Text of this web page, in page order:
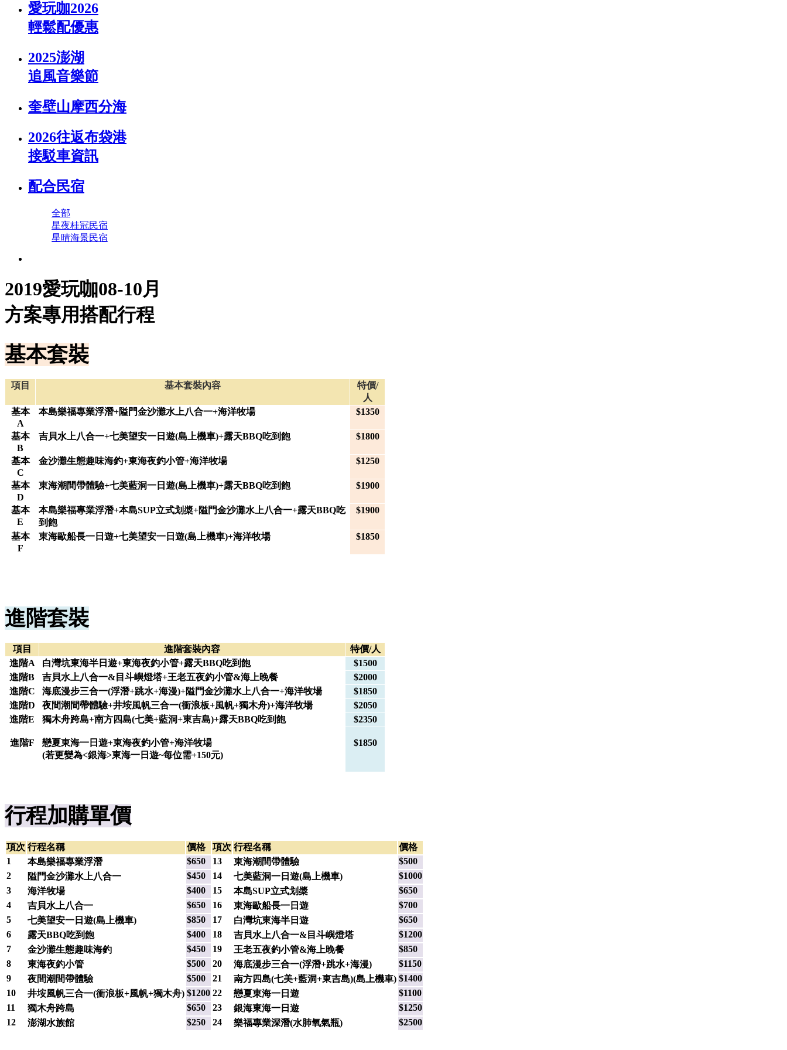
愛玩咖2026
輕鬆配優惠
2025澎湖
追風音樂節
奎壁山摩西分海
2026往返布袋港
接駁車資訊
配合民宿
全部
星夜桂冠民宿
星晴海景民宿
2019愛玩咖08-10月
方案專用搭配行程
基本套裝
項目 基本套裝內容
特價/
人
基本
A
本島樂福專業浮潛+隘門金沙灘水上八合一+海洋牧場 $1350
基本
B
吉貝水上八合一+七美望安一日遊(島上機車)+露天BBQ吃到飽 $1800
基本
C
金沙灘生態趣味海釣+東海夜釣小管+海洋牧場 $1250
基本
D
東海潮間帶體驗+七美藍洞一日遊(島上機車)+露天BBQ吃到飽 $1900
基本
E
本島樂福專業浮潛+本島SUP立式划槳+隘門金沙灘水上八合一+露天BBQ吃
到飽
$1900
基本
F
東海歐船長一日遊+七美望安一日遊(島上機車)+海洋牧場 $1850
進階套裝
項目 進階套裝內容
特價/人
進階A
白灣坑東海半日遊+東海夜釣小管+露天BBQ吃到飽
$1500
進階B
吉貝水上八合一&目斗嶼燈塔+王老五夜釣小管&海上晚餐
$2000
進階C
海底漫步三合一(浮潛+跳水+海漫)+隘門金沙灘水上八合一+海洋牧場
$1850
進階D
夜間潮間帶體驗+井垵風帆三合一(衝浪板+風帆+獨木舟)+海洋牧場
$2050
進階E
獨木舟跨島+南方四島(七美+藍洞+東吉島)+露天BBQ吃到飽 $2350
進階F
戀夏東海一日遊+東海夜釣小管+海洋牧場
(若更變為<銀海>東海一日遊~每位需+150元)
$1850
行程加購單價
項次 行程名稱 價格 項次 行程名稱
價格
1
本島樂福專業浮潛 $650 13 東海潮間帶體驗 $500
2
隘門金沙灘水上八合一 $450 14 七美藍洞一日遊(島上機車) $1000
3
海洋牧場 $400 15 本島SUP立式划槳 $650
4
吉貝水上八合一 $650 16 東海歐船長一日遊 $700
5
七美望安一日遊(島上機車) $850 17 白灣坑東海半日遊 $650
6
露天BBQ吃到飽 $400 18 吉貝水上八合一&目斗嶼燈塔 $1200
7
金沙灘生態趣味海釣 $450 19 王老五夜釣小管&海上晚餐 $850
8
東海夜釣小管 $500 20 海底漫步三合一(浮潛+跳水+海漫) $1150
9
夜間潮間帶體驗 $500 21 南方四島(七美+藍洞+東吉島)(島上機車) $1400
10
井垵風帆三合一(衝浪板+風帆+獨木舟) $1200 22 戀夏東海一日遊 $1100
11
獨木舟跨島 $650 23 銀海東海一日遊 $1250
12
澎湖水族館 $250 24 樂福專業深潛(水肺氧氣瓶) $2500